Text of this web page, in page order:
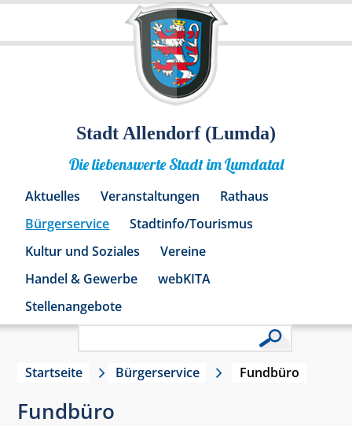
Stadt Allendorf (Lumda)
Die liebenswerte Stadt im Lumdatal
Aktuelles Veranstaltungen
Rathaus
Bürgerservice
Stadtinfo/Tourismus
Kultur und Soziales
Vereine
Handel & Gewerbe
webKITA
Stellenangebote
Startseite Bürgerservice Fundbüro
Fundbüro